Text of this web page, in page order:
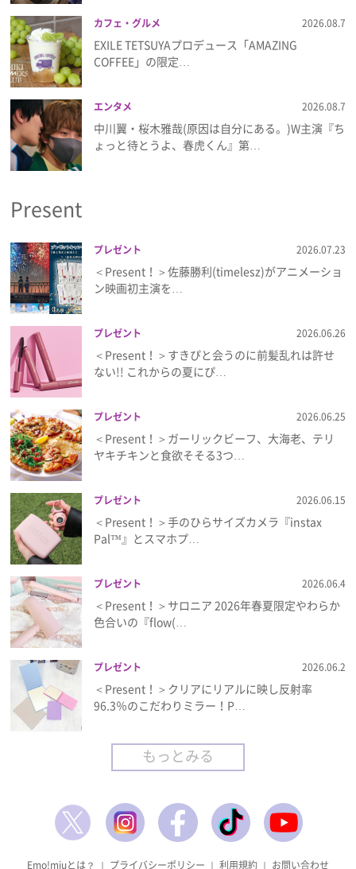
ランキング
Emo!miuとは？
免責事項
プライバシーポリシー
利用規約
お問い合わせ
カフェ・グルメ 2026.08.7
EXILE TETSUYAプロデュース「AMAZING
COFFEE」の限定…
エンタメ 2026.08.7
中川翼・桜木雅哉(原因は自分にある。)W主演『ち
ょっと待とうよ、春虎くん』第…
Present
プレゼント 2026.07.23
＜Present！＞佐藤勝利(timelesz)がアニメーショ
ン映画初主演を…
プレゼント 2026.06.26
＜Present！＞すきぴと会うのに前髪乱れは許せ
ない!! これからの夏にぴ…
プレゼント 2026.06.25
＜Present！＞ガーリックビーフ、大海老、テリ
ヤキチキンと食欲そそる3つ…
プレゼント 2026.06.15
＜Present！＞手のひらサイズカメラ『instax
Pal™』とスマホプ…
プレゼント 2026.06.4
＜Present！＞サロニア 2026年春夏限定やわらか
色合いの『flow(…
プレゼント 2026.06.2
＜Present！＞クリアにリアルに映し反射率
96.3％のこだわりミラー！P…
もっとみる
Emo!miuとは？ ｜ プライバシーポリシー ｜ 利用規約 ｜ お問い合わせ